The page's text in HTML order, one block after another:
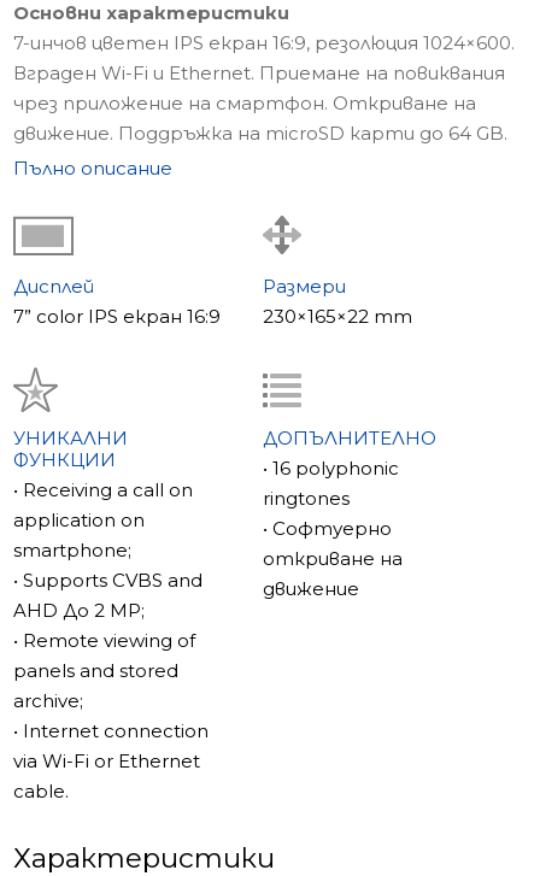
Основни характеристики
7-инчов цветен IPS екран 16:9, резолюция 1024×600.
Вграден Wi-Fi и Ethernet. Приемане на повиквания
чрез приложение на смартфон. Откриване на
движение. Поддръжка на microSD карти до 64 GB.
16 полифонични мелодии. Поддръжка на CVBS и AHD
Slinex SL-07IPHD е усъвършенстван IP домофон с
елегантен дизайн.
Пълно описание
Дисплей
7” color IPS екран 16:9
Размери
230×165×22 mm
УНИКАЛНИ
ФУНКЦИИ
• Receiving a call on
application on
smartphone;
• Supports CVBS and
AHD До 2 MP;
• Remote viewing of
panels and stored
archive;
• Internet connection
via Wi-Fi or Ethernet
cable.
ДОПЪЛНИТЕЛНО
• 16 polyphonic
ringtones
• Софтуерно
откриване на
движение
Характеристики